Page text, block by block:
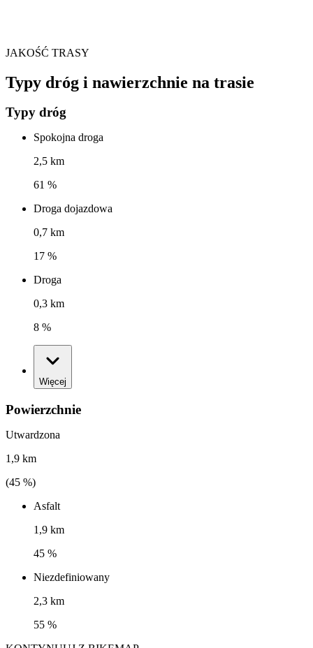
JAKOŚĆ TRASY
Typy dróg i nawierzchnie na trasie
Typy dróg
Spokojna droga
2,5 km
61 %
Droga dojazdowa
0,7 km
17 %
Droga
0,3 km
8 %
Więcej
Powierzchnie
Utwardzona
1,9 km
(45 %)
Asfalt
1,9 km
45 %
Niezdefiniowany
2,3 km
55 %